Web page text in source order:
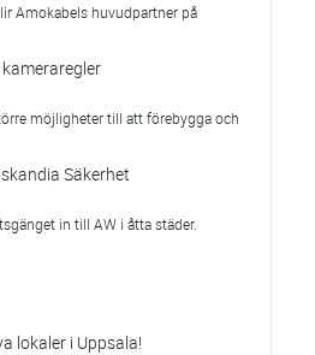
Amokabels huvudpartner på
möjligheter till att förebygga och
Säkerhet
in till AW i åtta städer.
lokaler i Uppsala!